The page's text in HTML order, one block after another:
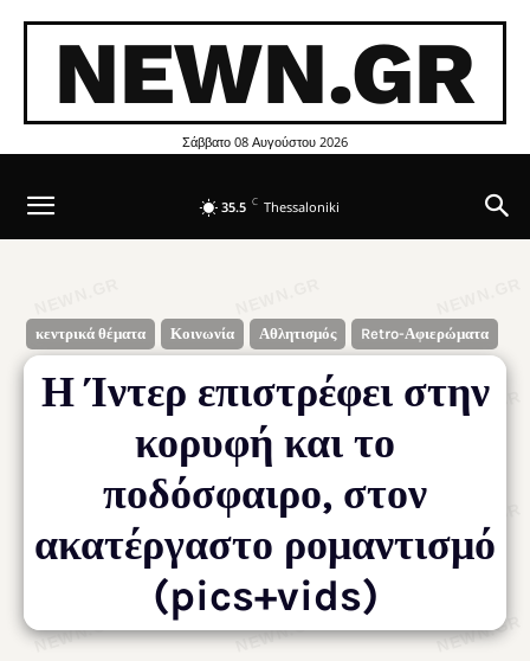
NEWN.GR
Σάββατο 08 Αυγούστου 2026
35.5 C Thessaloniki
κεντρικά θέματα Κοινωνία Αθλητισμός Retro-Αφιερώματα
Η Ίντερ επιστρέφει στην
κορυφή και το
ποδόσφαιρο, στον
ακατέργαστο ρομαντισμό
(pics+vids)